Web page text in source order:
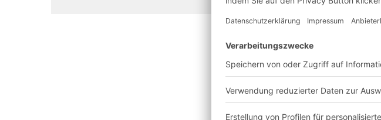
Vorteile